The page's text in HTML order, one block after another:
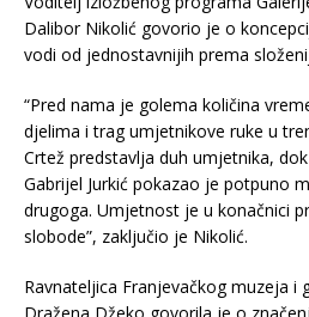
Dalibor Nikolić govorio je o
vodi od jednostavnijih prema
“Pred nama je golema količina
djelima i trag umjetnikove ruke u
Crtež predstavlja duh umjetnika,
Gabrijel Jurkić pokazao je potpuno
drugoga. Umjetnost je u konačnici
slobode”, zaključio je Nikolić.
Ravnateljica Franjevačkog muzeja i